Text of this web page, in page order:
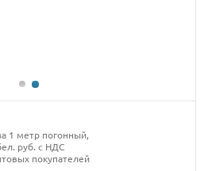
1 метр погонный,
руб. с НДС
покупателей